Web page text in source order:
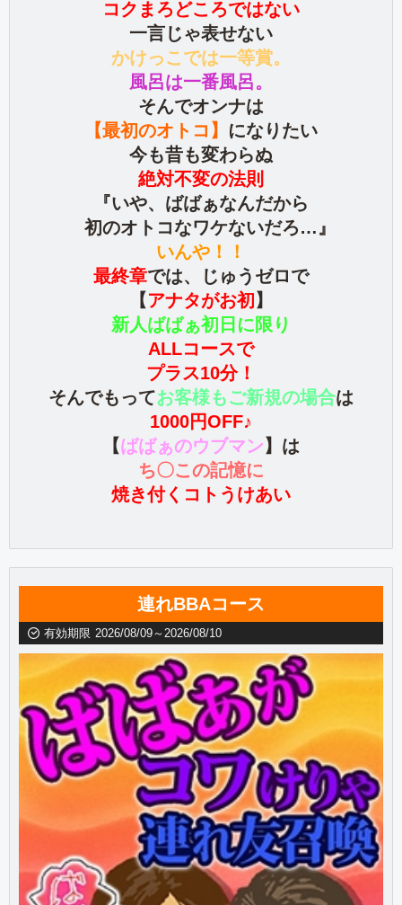
コクまろどころではない
一言じゃ表せない
かけっこでは一等賞。
風呂は一番風呂。
そんでオンナは
【最初のオトコ】 になりたい
今も昔も変わらぬ
絶対不変の法則
『いや、ばばぁなんだから
初のオトコなワケないだろ…』
いんや！！
最終章では、じゅうゼロで
【アナタがお初】
新人ばばぁ初日に限り
ALLコースで
プラス10分！
そんでもってお客様もご新規の場合は
1000円OFF♪
【ばばぁのウブマン】 は
ち〇この記憶に
焼き付くコトうけあい
連れBBAコース
有効期限 2026/08/09～2026/08/10